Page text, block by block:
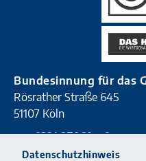
Bundesinnung für das
Rösrather Straße 645
51107 Köln
T
0221 87060 - 0
0221 87060 - 90
Datenschutzhinweis